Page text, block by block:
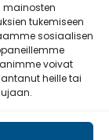
tukemiseen
sosiaalisen
voivat
heille tai